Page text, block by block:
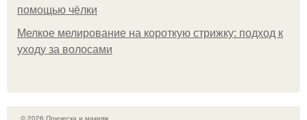
помощью чёлки
Мелкое мелирование на короткую стрижку: подход к
уходу за волосами
© 2026 Прическа и макияж